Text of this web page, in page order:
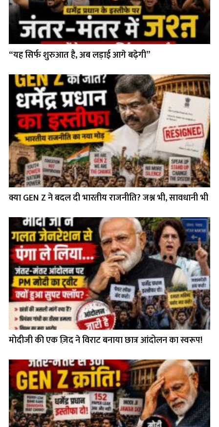
“यह सिर्फ शुरुआत है, अब लड़ाई आगे बढ़ेगी”
क्या GEN Z ने बदल दी भारतीय राजनीति? जश्न भी, सावधानी भी
मोदीजी की एक ज़िद ने विराट बनाया छात्र आंदोलन का स्वरूप!